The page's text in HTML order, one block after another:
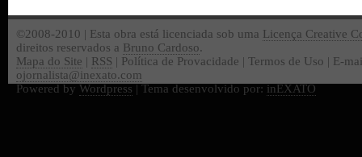
©2008-2010 | Esta obra está licenciada sob uma Licença Creative
direitos reservados a Bruno Cardoso.
Mapa do Site | RSS | Política de Provacidade | Termos de Uso | E-
ojornalista@inexato.com
Powered by Wordpress | Tema desenvolvido por: inEXATO